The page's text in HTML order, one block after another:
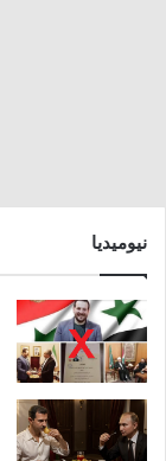
نيوميديا